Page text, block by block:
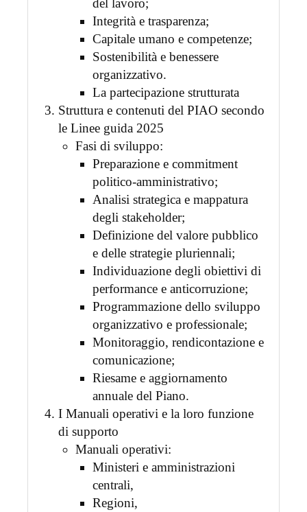
del lavoro;
Integrità e trasparenza;
Capitale umano e competenze;
Sostenibilità e benessere
organizzativo.
La partecipazione strutturata
Struttura e contenuti del PIAO secondo
le Linee guida 2025
Fasi di sviluppo:
Preparazione e commitment
politico-amministrativo;
Analisi strategica e mappatura
degli stakeholder;
Definizione del valore pubblico
e delle strategie pluriennali;
Individuazione degli obiettivi di
performance e anticorruzione;
Programmazione dello sviluppo
organizzativo e professionale;
Monitoraggio, rendicontazione e
comunicazione;
Riesame e aggiornamento
annuale del Piano.
I Manuali operativi e la loro funzione
di supporto
Manuali operativi:
Ministeri e amministrazioni
centrali,
Regioni,